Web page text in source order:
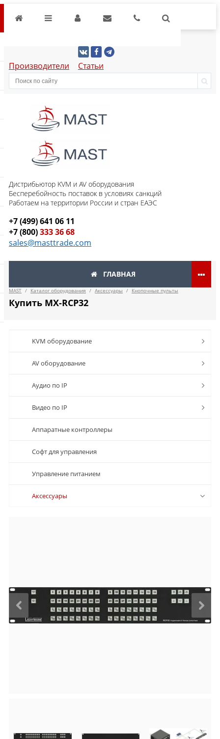
Производители Статьи
Дистрибьютор KVM и AV оборудования
Бесперебойность поставок в условиях санкций
Работаем на территории России и стран ЕАЭС
+7 (499) 641 06 11
+7 (800)333 36 68
sales@masttrade.com
ГЛАВНАЯ
MAST / Каталог оборудования / Аксессуары / Кнопочные пульты
Купить MX-RCP32
KVM оборудование
AV оборудование
Аудио по IP
Видео по IP
Аппаратные контроллеры
Софт для управления
Управление питанием
Аксессуары